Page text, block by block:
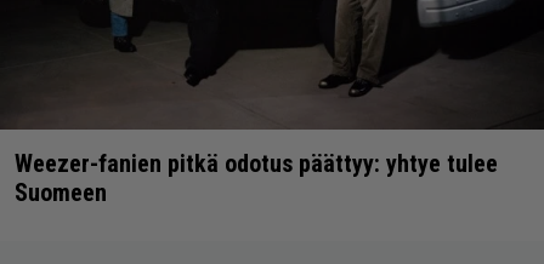
Weezer-fanien pitkä odotus päättyy: yhtye tulee
Suomeen